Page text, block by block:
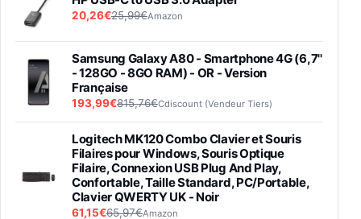
20,26€25,99€Amazon
Samsung Galaxy A80 - Smartphone 4G (6,7''
- 128GO - 8GO RAM) - OR - Version
Française
193,99€815,76€Cdiscount (Vendeur Tiers)
Logitech MK120 Combo Clavier et Souris
Filaires pour Windows, Souris Optique
Filaire, Connexion USB Plug And Play,
Confortable, Taille Standard, PC/Portable,
Clavier QWERTY UK - Noir
61,15€65,97€Amazon